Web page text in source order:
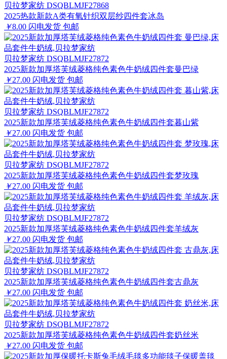
贝拉梦家纺 DSQBLMJF27868
2025热款新款A类有氧针织双层纱四件套冰岛
￥8.00 闪电发货 包邮
贝拉梦家纺 DSQBLMJF27872
2025新款加厚塔芙绒菱格纯色素色牛奶绒四件套曼巴绿
￥27.00 闪电发货 包邮
贝拉梦家纺 DSQBLMJF27872
2025新款加厚塔芙绒菱格纯色素色牛奶绒四件套暮山紫
￥27.00 闪电发货 包邮
贝拉梦家纺 DSQBLMJF27872
2025新款加厚塔芙绒菱格纯色素色牛奶绒四件套梦玫瑰
￥27.00 闪电发货 包邮
贝拉梦家纺 DSQBLMJF27872
2025新款加厚塔芙绒菱格纯色素色牛奶绒四件套羊绒灰
￥27.00 闪电发货 包邮
贝拉梦家纺 DSQBLMJF27872
2025新款加厚塔芙绒菱格纯色素色牛奶绒四件套古鼎灰
￥27.00 闪电发货 包邮
贝拉梦家纺 DSQBLMJF27872
2025新款加厚塔芙绒菱格纯色素色牛奶绒四件套奶丝米
￥27.00 闪电发货 包邮